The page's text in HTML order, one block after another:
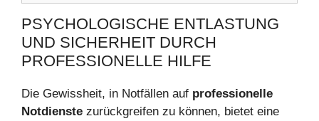
PSYCHOLOGISCHE ENTLASTUNG
UND SICHERHEIT DURCH
PROFESSIONELLE HILFE
Die Gewissheit, in Notfällen auf professionelle
Notdienste zurückgreifen zu können, bietet eine